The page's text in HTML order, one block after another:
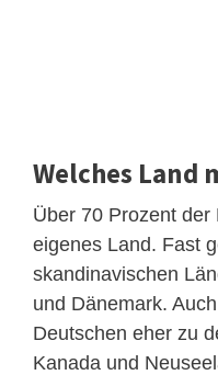
Welches Land
Über 70 Prozent
eigenes Land. Fast
skandinavischen
und Dänemark.
Deutschen eher zu
Kanada und